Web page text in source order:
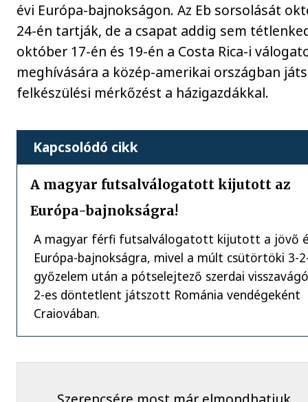
évi Európa-bajnokságon. Az Eb sorsolását
24-én tartják, de a csapat addig sem
október 17-én és 19-én a Costa Rica-i
meghívására a közép-amerikai országban
felkészülési mérkőzést a házigazdákkal.
Kapcsolódó cikk
A magyar futsalválogatott kijutott az
Európa-bajnokságra!
A magyar férfi futsalválogatott kijutott a jövő
Európa-bajnokságra, mivel a múlt csütörtöki 3-
győzelem után a pótselejtező szerdai
2-es döntetlent játszott Románia vendégeként
Craiovában.